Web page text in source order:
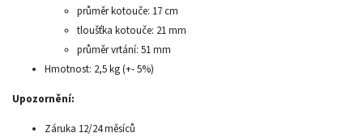
průměr kotouče: 17 cm
tloušťka kotouče: 21 mm
průměr vrtání: 51 mm
Hmotnost: 2,5 kg (+- 5%)
Upozornění:
Záruka 12/24 měsíců